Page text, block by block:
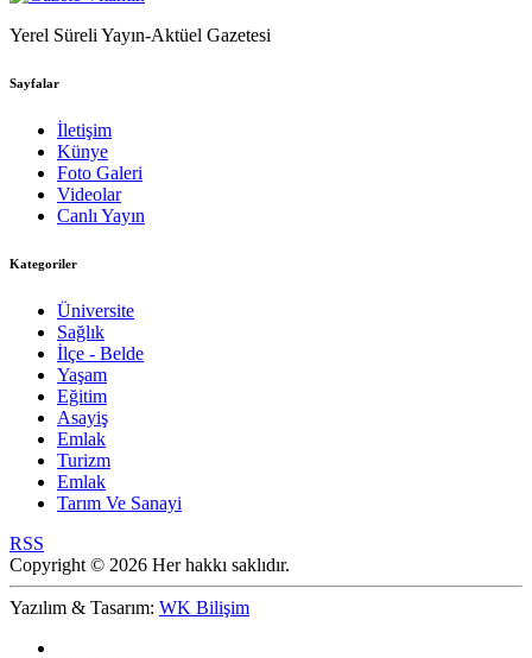
Yerel Süreli Yayın-Aktüel Gazetesi
Sayfalar
İletişim
Künye
Foto Galeri
Videolar
Canlı Yayın
Kategoriler
Üniversite
Sağlık
İlçe - Belde
Yaşam
Eğitim
Asayiş
Emlak
Turizm
Emlak
Tarım Ve Sanayi
RSS
Copyright © 2026 Her hakkı saklıdır.
Yazılım & Tasarım: WK Bilişim